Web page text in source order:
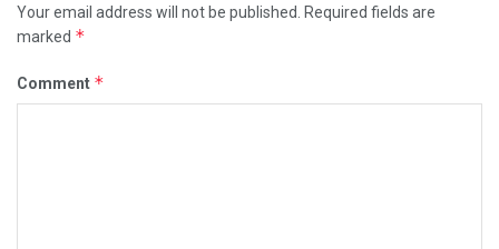
Your email address will not be published.
Required fields are
marked *
Comment *